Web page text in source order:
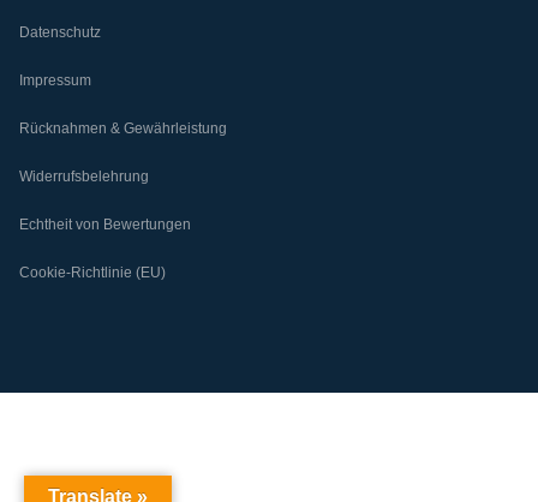
Datenschutz
Impressum
Rücknahmen & Gewährleistung
Widerrufsbelehrung
Echtheit von Bewertungen
Cookie-Richtlinie (EU)
Translate »